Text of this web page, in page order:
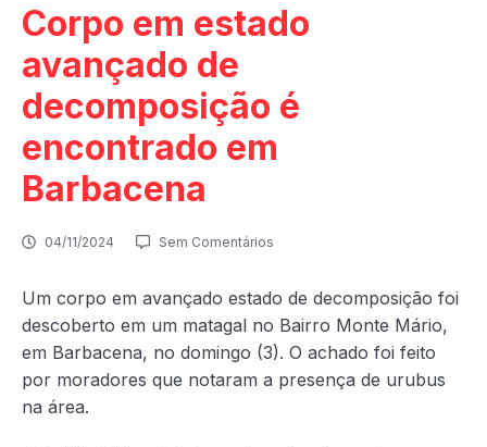
Corpo em estado
avançado de
decomposição é
encontrado em
Barbacena
04/11/2024 Sem Comentários
Um corpo em avançado estado de decomposição foi
descoberto em um matagal no Bairro Monte Mário,
em Barbacena, no domingo (3). O achado foi feito
por moradores que notaram a presença de urubus
na área.